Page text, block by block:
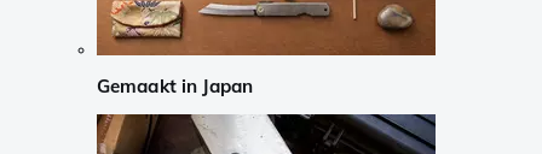
Gemaakt in Japan